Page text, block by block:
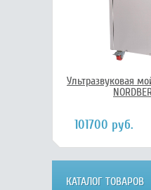
Ультразвуковая
101700 руб.
КАТАЛОГ ТОВАРОВ